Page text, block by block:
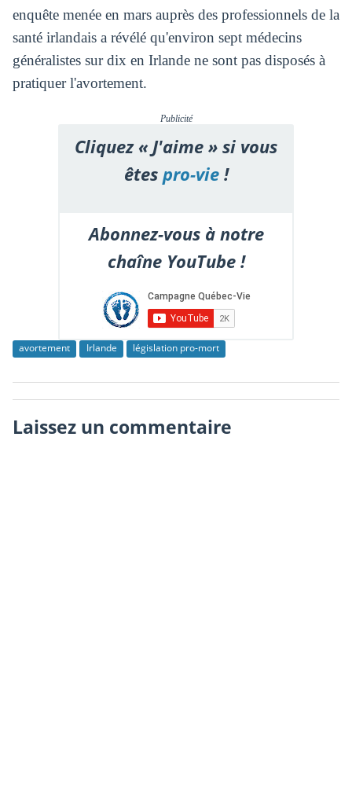
enquête menée en mars auprès des professionnels de la
santé irlandais a révélé qu'environ sept médecins
généralistes sur dix en Irlande ne sont pas disposés à
pratiquer l'avortement.
Publicité
Cliquez « J'aime » si vous
êtespro-vie!
Abonnez-vous à notre
chaîne YouTube !
avortement Irlande législation pro-mort
Laissez un commentaire